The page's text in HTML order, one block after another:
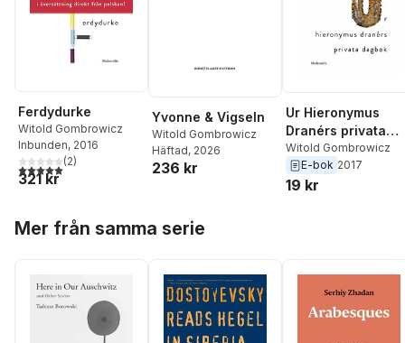
Ferdydurke
Witold Gombrowicz
Inbunden, 2016
5,0utav 5 stjärnor. Totalt antal röster:
(2)
321 kr
Yvonne & Vigseln
Witold Gombrowicz
Häftad, 2026
236 kr
Ur Hieronymus
Dranérs privata
dagbok
Witold Gombrowicz
E-bok 2017
19 kr
Mer från samma serie